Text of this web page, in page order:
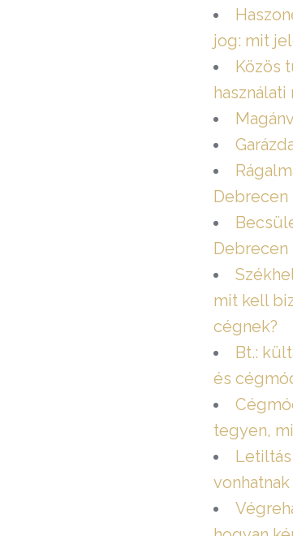
jog: mit
Közös
Debrecen
Debrecen
mit kell
cégnek?
Bt.:
és
tegyen,